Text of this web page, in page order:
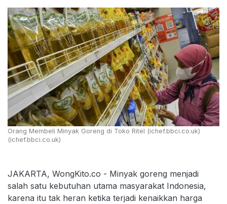
Orang Membeli Minyak Goreng di Toko Ritel (ichef.bbci.co.uk)
(ichef.bbci.co.uk)
JAKARTA, WongKito.co - Minyak goreng menjadi
salah satu kebutuhan utama masyarakat Indonesia,
karena itu tak heran ketika terjadi kenaikkan harga